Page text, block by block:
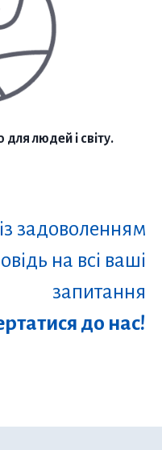
для людей і світу.
задоволенням
на всі ваші
запитання
до нас!